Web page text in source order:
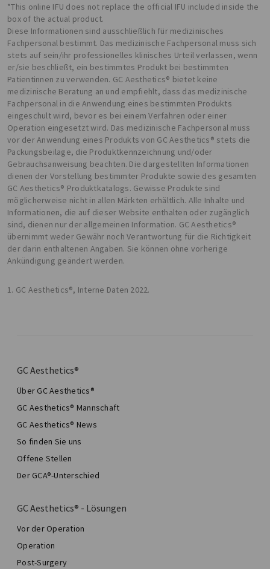
*This online IFU does not replace the official IFU included inside the
box of the actual product.
Diese Informationen sind ausschließlich für medizinisches
Fachpersonal bestimmt. Das medizinische Fachpersonal muss sich
stets auf sein/ihr professionelles klinisches Urteil verlassen, wenn
er/sie beschließt, ein bestimmtes Produkt bei bestimmten
Patientinnen zu verwenden. GC Aesthetics® bietet keine
medizinische Beratung an und empfiehlt, dass das medizinische
Fachpersonal in die Anwendung eines bestimmten Produkts
eingeschult wird, bevor es bei einem Verfahren oder einer
Operation eingesetzt wird. Das medizinische Fachpersonal muss
vor der Anwendung eines Produkts von GC Aesthetics® stets die
Packungsbeilage, die Produktkennzeichnung und/oder
Gebrauchsanweisung beachten. Die dargestellten Informationen
dienen der Vorstellung bestimmter Produkte sowie des gesamten
GC Aesthetics® Produktkatalogs. Gewisse Produkte sind
möglicherweise nicht in allen Märkten erhältlich. Alle Inhalte und
Informationen, die auf dieser Website enthalten oder zugänglich
sind, dienen nur der allgemeinen Information. GC Aesthetics®
übernimmt weder Gewähr noch Verantwortung für die Richtigkeit
der darin enthaltenen Angaben. Sie können ohne vorherige
Ankündigung geändert werden.
1. GC Aesthetics®, Interne Daten 2022.
GC Aesthetics®
Über GC Aesthetics®
GC Aesthetics® Mannschaft
GC Aesthetics® News
So finden Sie uns
Offene Stellen
Der GCA®-Unterschied
GC Aesthetics® - Lösungen
Vor der Operation
Operation
Post-Surgery